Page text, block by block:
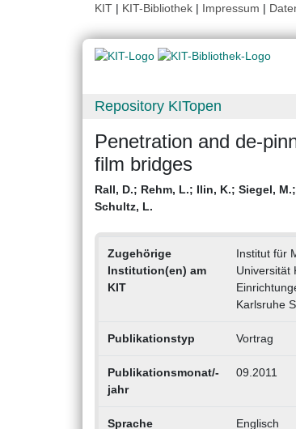
KIT | KIT-Bibliothek | Impressum |
Repository KITopen
Penetration and de-
film bridges
Rall, D.; Rehm, L.; Ilin, K.; Siegel, M.;
Schultz, L.
Zugehörige
Institution(en) am
KIT
Institut für
Universität
Karlsruhe
Publikationstyp Vortrag
Publikationsmonat/-
jahr
09.2011
Sprache Englisch